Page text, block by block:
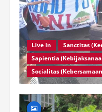
Live In Sanctitas
Sapientia
Socialitas